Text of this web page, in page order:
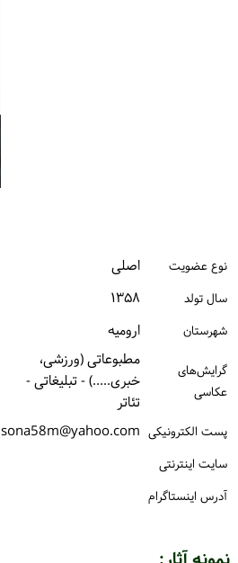
نوع عضویت اصلی
سال تولد ۱۳۵۸
شهرستان ارومیه
گرایش‌های
عکاسی
مطبوعاتی (ورزشی،
خبری.....) - تبلیغاتی -
تئاتر
پست الكترونیكی sona58m@yahoo.com
سایت اینترنتی
آدرس اینستاگرام